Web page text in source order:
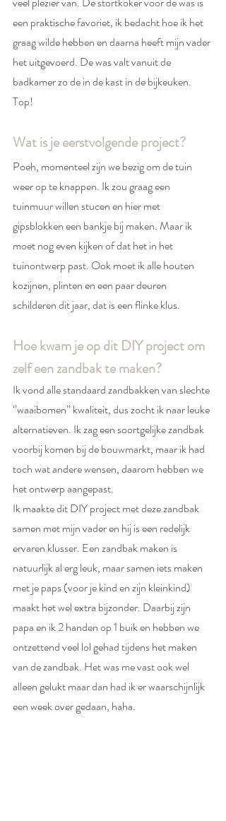
een praktische favoriet, ik bedacht hoe ik het
graag wilde hebben en daarna heeft mijn vader
het uitgevoerd. De was valt vanuit de
badkamer zo de in de kast in de bijkeuken.
Top!
Wat is je eerstvolgende project?
Poeh, momenteel zijn we bezig om de tuin
weer op te knappen. Ik zou graag een
tuinmuur willen stucen en hier met
gipsblokken een bankje bij maken. Maar ik
moet nog even kijken of dat het in het
tuinontwerp past. Ook moet ik alle houten
kozijnen, plinten en een paar deuren
schilderen dit jaar, dat is een flinke klus.
Hoe kwam je op dit DIY project om
zelf een zandbak te maken?
Ik vond alle standaard zandbakken van slechte
‘’waaibomen’’ kwaliteit, dus zocht ik naar leuke
alternatieven. Ik zag een soortgelijke zandbak
voorbij komen bij de bouwmarkt, maar ik had
toch wat andere wensen, daarom hebben we
het ontwerp aangepast.
Ik maakte dit DIY project met deze zandbak
samen met mijn vader en hij is een redelijk
ervaren klusser. Een zandbak maken is
natuurlijk al erg leuk, maar samen iets maken
met je paps (voor je kind en zijn kleinkind)
maakt het wel extra bijzonder. Daarbij zijn
papa en ik 2 handen op 1 buik en hebben we
ontzettend veel lol gehad tijdens het maken
van de zandbak. Het was me vast ook wel
alleen gelukt maar dan had ik er waarschijnlijk
een week over gedaan, haha.